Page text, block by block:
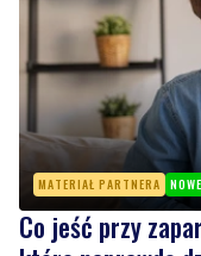
MATERIAŁ PARTNERA NOWE
Co jeść przy
które naprawdę
Wiadomości
NOWE